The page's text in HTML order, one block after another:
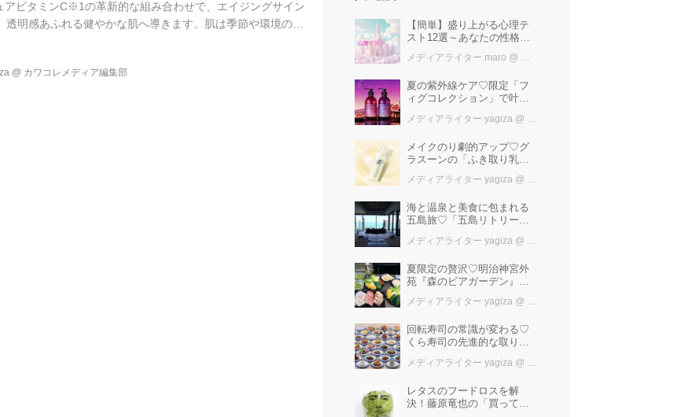
アビタミンC※1の革新的な組み合わせで、エイジングサイン
明感あふれる健やかな肌へ導きます。肌は季節や環境の変
やすく、乾燥・くすみ・ハリ不足などの悩みが尽きないも
ンケアで整え、理想のコンディションをキープするために生
Line」です。
@ カワコレメディア編集部
【簡単】盛り上がる心理テ
スト12選～あなたの性格を
メディアライター maro @ カワコレメディア編集部
夏の紫外線ケア♡限定「フ
ィグコレクション」で叶え
メディアライター yagiza @ カワコレメディア編集部
メイクのり劇的アップ♡グ
ラスーンの「ふき取り乳
メディアライター yagiza @ カワコレメディア編集部
海と温泉と美食に包まれる
五島旅♡「五島リトリート
極上ご褒美ステイ
メディアライター yagiza @ カワコレメディア編集部
夏限定の贅沢♡明治神宮外
苑『森のビアガーデン』で
め」を堪能しよう
メディアライター yagiza @ カワコレメディア編集部
回転寿司の常識が変わる♡
くら寿司の先進的な取り組
び！ファン必見の最新トピ
メディアライター yagiza @ カワコレメディア編集部
レタスのフードロスを解
決！藤原竜也の「買ってく